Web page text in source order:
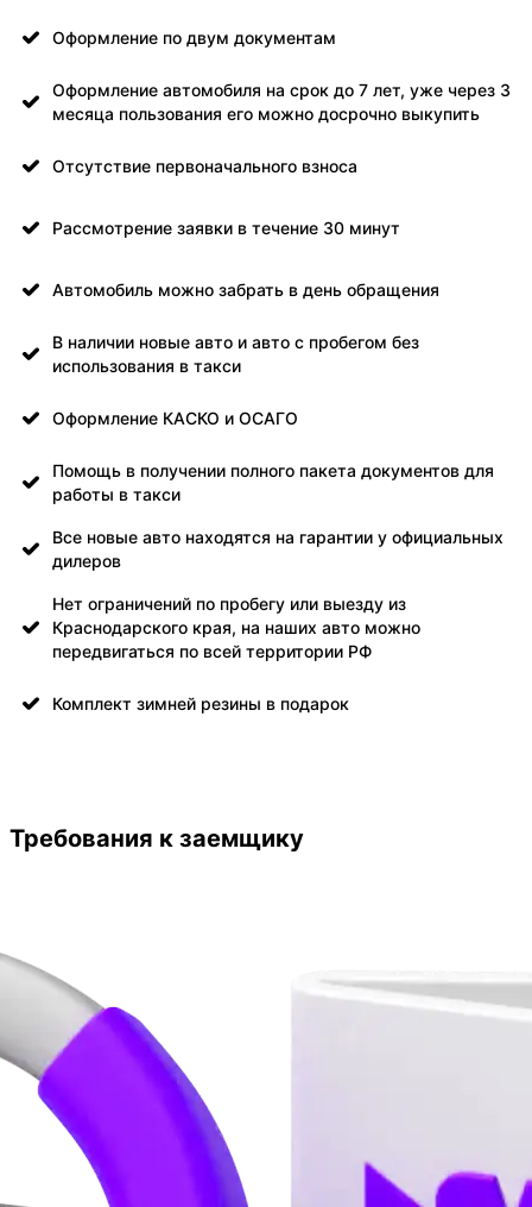
Оформление по двум документам
Оформление автомобиля на срок до 7 лет, уже через 3
месяца пользования его можно досрочно выкупить
Отсутствие первоначального взноса
Рассмотрение заявки в течение 30 минут
Автомобиль можно забрать в день обращения
В наличии новые авто и авто с пробегом без
использования в такси
Оформление КАСКО и ОСАГО
Помощь в получении полного пакета документов для
работы в такси
Все новые авто находятся на гарантии у официальных
дилеров
Нет ограничений по пробегу или выезду из
Краснодарского края, на наших авто можно
передвигаться по всей территории РФ
Комплект зимней резины в подарок
Требования к заемщику